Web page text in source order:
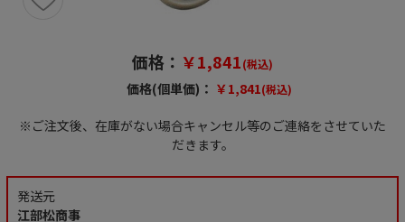
価格： ￥1,841(税込)
価格(個単価)： ￥1,841(税込)
※ご注文後、在庫がない場合キャンセル等のご連絡をさせていた
だきます。
発送元
江部松商事